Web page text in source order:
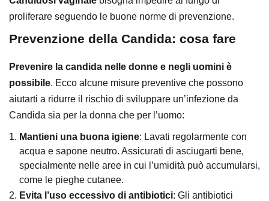
proliferare seguendo le buone norme di prevenzione.
Prevenzione della Candida: cosa fare
Prevenire la candida nelle donne e negli uomini è
possibile. Ecco alcune misure preventive che possono
aiutarti a ridurre il rischio di sviluppare un’infezione da
Candida sia per la donna che per l’uomo:
Mantieni una buona igiene: Lavati regolarmente con
acqua e sapone neutro. Assicurati di asciugarti bene,
specialmente nelle aree in cui l’umidità può accumularsi,
come le pieghe cutanee.
Evita l’uso eccessivo di antibiotici: Gli antibiotici